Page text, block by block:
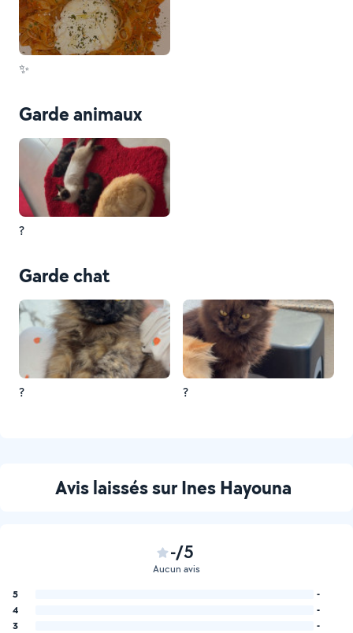
✨
Garde animaux
?
Garde chat
? ?
Avis laissés sur Ines Hayouna
-/5
Aucun avis
5
-
4
-
3
-